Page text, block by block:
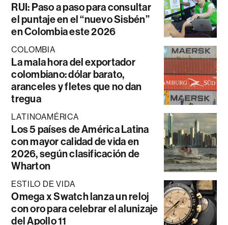
RUI: Paso a paso para consultar
el puntaje en el “nuevo Sisbén”
en Colombia este 2026
COLOMBIA
La mala hora del exportador
colombiano: dólar barato,
aranceles y fletes que no dan
tregua
LATINOAMÉRICA
Los 5 países de América Latina
con mayor calidad de vida en
2026, según clasificación de
Wharton
ESTILO DE VIDA
Omega x Swatch lanza un reloj
con oro para celebrar el alunizaje
del Apollo 11